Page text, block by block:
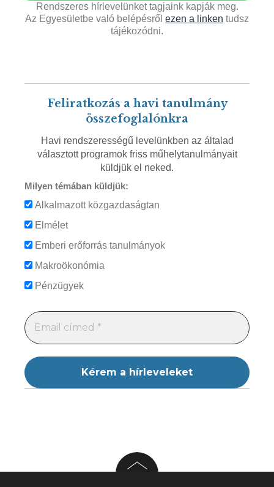
Rendszeres hírlevelünket tagjaink kapják meg.
Az Egyesületbe való belépésről ezen a linken tudsz
tájékozódni.
Feliratkozás a havi tanulmány
összefoglalónkra
Havi rendszerességű levelünkben az általad
választott programok friss műhelytanulmányait
küldjük el neked.
Milyen témában küldjük:
Alkalmazott közgazdaságtan
Elmélet
Emberi erőforrás tanulmányok
Makroökonómia
Pénzügyek